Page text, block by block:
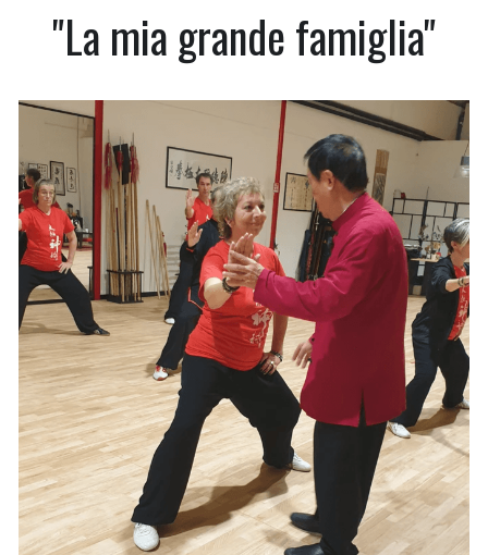
Formazione Online
Testimonianze
Calendario
Eventi
Contatti
Video Didattici
Galleria
Trailer & Songs
"La mia grande famiglia"